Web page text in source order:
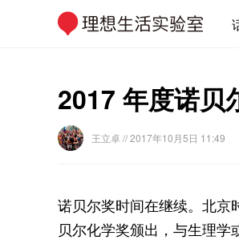
2017 年度诺贝
王立卓 // 2017年10月5日 11:49
诺贝尔奖时间在继续。北京
贝尔化学奖颁出，与生理